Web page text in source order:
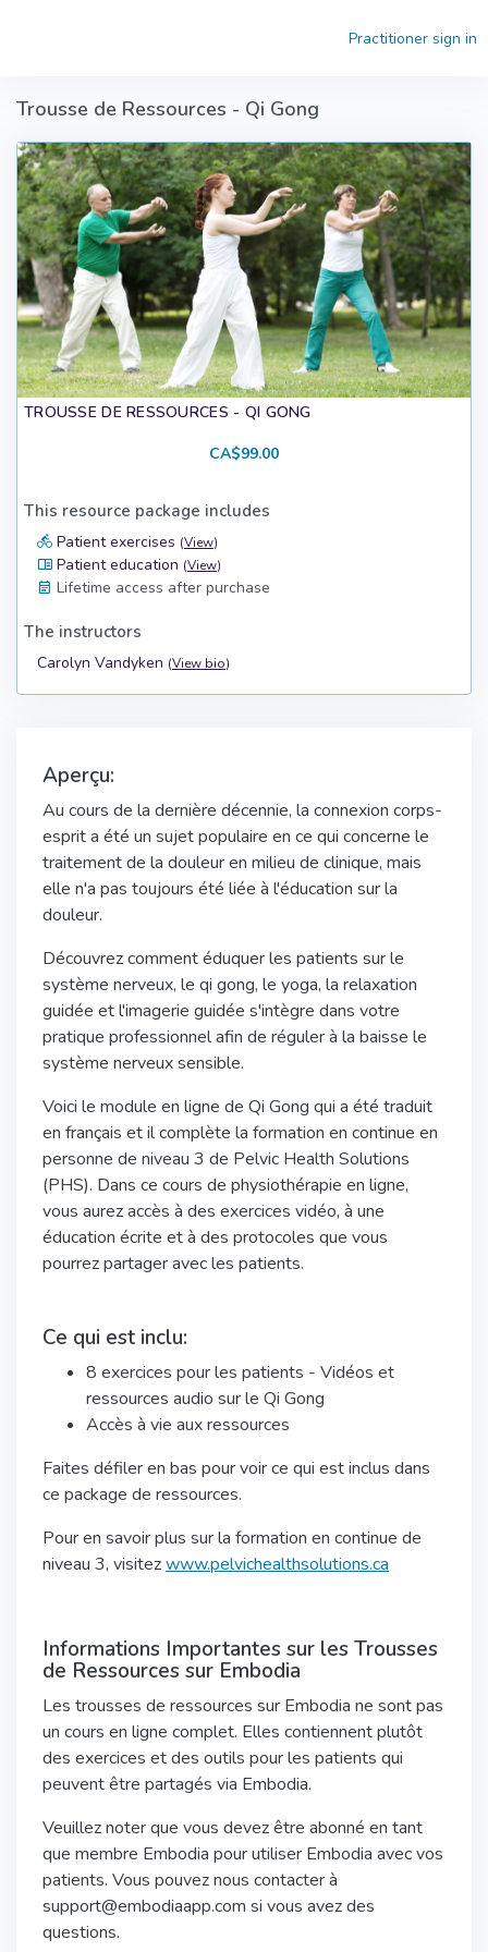
Practitioner sign in
Trousse de Ressources - Qi Gong
TROUSSE DE RESSOURCES - QI GONG
CA$99.00
This resource package includes
Patient exercises (View)
Patient education (View)
Lifetime access after purchase
The instructors
Carolyn Vandyken (View bio)
Aperçu:
Au cours de la dernière décennie, la connexion corps-
esprit a été un sujet populaire en ce qui concerne le
traitement de la douleur en milieu de clinique, mais
elle n'a pas toujours été liée à l'éducation sur la
douleur.
Découvrez comment éduquer les patients sur le
système nerveux, le qi gong, le yoga, la relaxation
guidée et l'imagerie guidée s'intègre dans votre
pratique professionnel afin de réguler à la baisse le
système nerveux sensible.
Voici le module en ligne de Qi Gong qui a été traduit
en français et il complète la formation en continue en
personne de niveau 3 de Pelvic Health Solutions
(PHS). Dans ce cours de physiothérapie en ligne,
vous aurez accès à des exercices vidéo, à une
éducation écrite et à des protocoles que vous
pourrez partager avec les patients.
Ce qui est inclu:
8 exercices pour les patients - Vidéos et
ressources audio sur le Qi Gong
Accès à vie aux ressources
Faites défiler en bas pour voir ce qui est inclus dans
ce package de ressources.
Pour en savoir plus sur la formation en continue de
niveau 3, visitezwww.pelvichealthsolutions.ca
Informations Importantes sur les Trousses
de Ressources sur Embodia
Les trousses de ressources sur Embodia ne sont pas
un cours en ligne complet. Elles contiennent plutôt
des exercices et des outils pour les patients qui
peuvent être partagés via Embodia.
Veuillez noter que vous devez être abonné en tant
que membre Embodia pour utiliser Embodia avec vos
patients. Vous pouvez nous contacter à
support@embodiaapp.com si vous avez des
questions.